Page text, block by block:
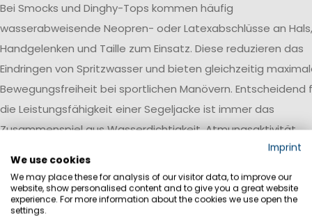
Bei Smocks und Dinghy-Tops kommen häufig
wasserabweisende Neopren- oder Latexabschlüsse an Hals,
Handgelenken und Taille zum Einsatz. Diese reduzieren das
Eindringen von Spritzwasser und bieten gleichzeitig
Bewegungsfreiheit bei sportlichen Manövern. Entscheidend
die Leistungsfähigkeit einer Segeljacke ist immer das
Zusammenspiel aus Wasserdichtigkeit, Atmungsaktivität,
Robustheit und einer auf den jeweiligen Einsatzbereich
abgestimmten Ausstattung.
Wasserdichtigkeit
Imprint
We use cookies
We may place these for analysis of our visitor data, to improve our
website, show personalised content and to give you a great website
experience. For more information about the cookies we use open the
settings.